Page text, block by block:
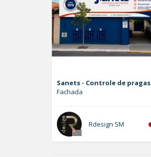
Sanets - Controle de pragas
Fachada
Rdesign SM